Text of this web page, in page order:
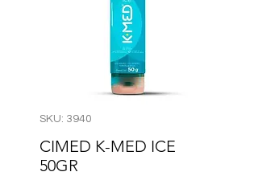
SKU: 3940
CIMED K-MED ICE
50GR